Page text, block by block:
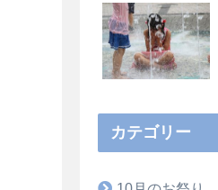
カテゴリー